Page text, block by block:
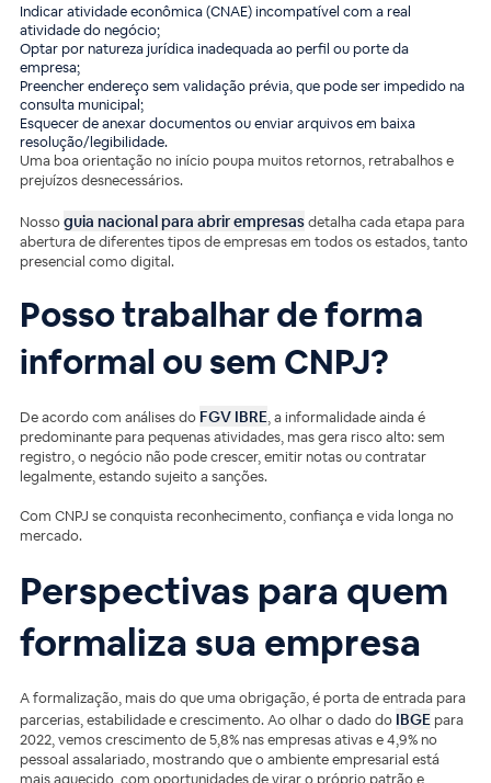
Indicar atividade econômica (CNAE) incompatível com a real
atividade do negócio;
Optar por natureza jurídica inadequada ao perfil ou porte da
empresa;
Preencher endereço sem validação prévia, que pode ser impedido na
consulta municipal;
Esquecer de anexar documentos ou enviar arquivos em baixa
resolução/legibilidade.
Uma boa orientação no início poupa muitos retornos, retrabalhos e
prejuízos desnecessários.
Nossoguia nacional para abrir empresasdetalha cada etapa para
abertura de diferentes tipos de empresas em todos os estados, tanto
presencial como digital.
Posso trabalhar de forma
informal ou sem CNPJ?
De acordo com análises do FGV IBRE, a informalidade ainda é
predominante para pequenas atividades, mas gera risco alto: sem
registro, o negócio não pode crescer, emitir notas ou contratar
legalmente, estando sujeito a sanções.
Com CNPJ se conquista reconhecimento, confiança e vida longa no
mercado.
Perspectivas para quem
formaliza sua empresa
A formalização, mais do que uma obrigação, é porta de entrada para
parcerias, estabilidade e crescimento. Ao olhar o dado do IBGEpara
2022, vemos crescimento de 5,8% nas empresas ativas e 4,9% no
pessoal assalariado, mostrando que o ambiente empresarial está
mais aquecido, com oportunidades de virar o próprio patrão e